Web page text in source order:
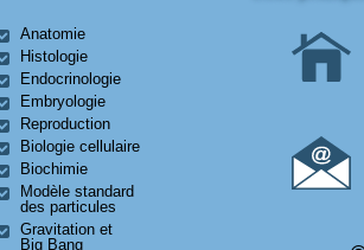
Anatomie
Histologie
Endocrinologie
Embryologie
Reproduction
Biologie cellulaire
Biochimie
Modèle standard
des particules
Gravitation et
Big Bang